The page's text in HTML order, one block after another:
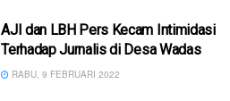
AJI dan LBH Pers Kecam Intimidasi
Terhadap Jurnalis di Desa Wadas
RABU, 9 FEBRUARI 2022